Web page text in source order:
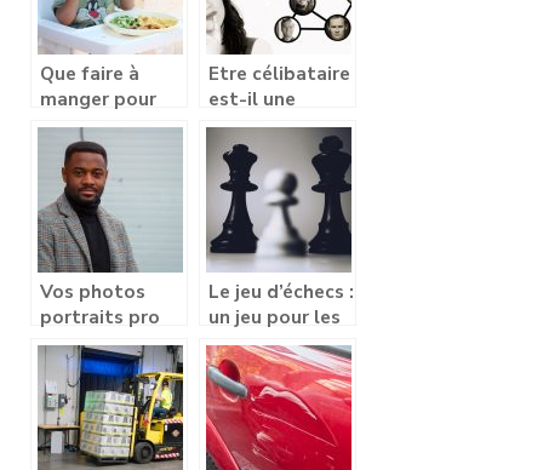
Que faire à
manger pour
les enfants ?
Etre célibataire
est-il une
fatalité?
Vos photos
portraits pro
en studio
Le jeu d’échecs :
un jeu pour les
intelligents ou
pour devenir
intelligent ?